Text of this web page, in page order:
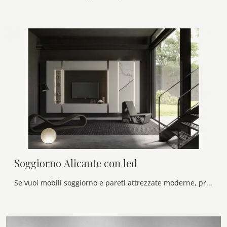
Soggiorno Alicante con led
Se vuoi mobili soggiorno e pareti attrezzate moderne, prediligi il modello Soggiorno Alicante con led di Voltan: clicca e ottieni informazioni!